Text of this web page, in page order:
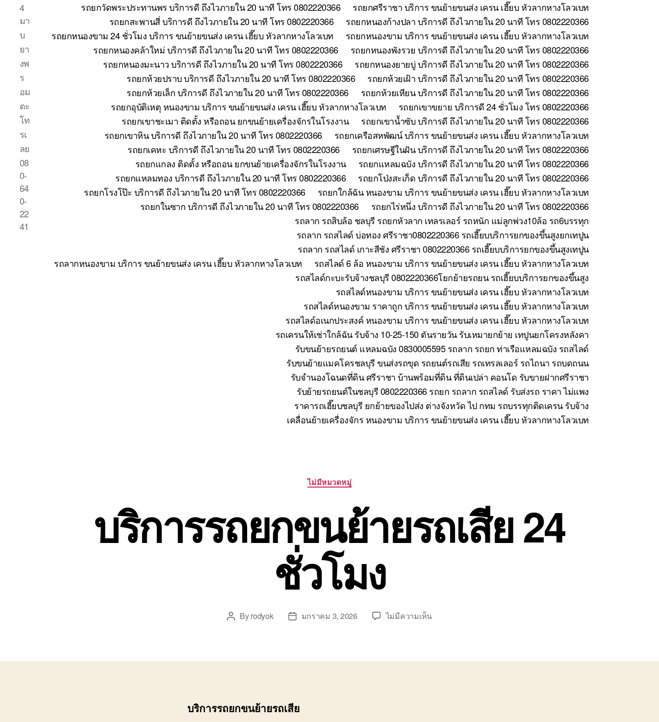
4
มา
บ
ยา
งพ
ร
อม
ตะ
โท
รเ
ลย
08
0-
64
0-
22
41
รถยกวัดพระประทานพร บริการดี ถึงไวภายใน 20 นาที โทร 0802220366
รถยกศรีราชา บริการ ขนย้ายขนส่ง เครน เฮี๊ยบ หัวลากหางโลวเบท
รถยกสะพานสี่ บริการดี ถึงไวภายใน 20 นาที โทร 0802220366
รถยกหนองก้างปลา บริการดี ถึงไวภายใน 20 นาที โทร 0802220366
รถยกหนองขาม 24 ชั่วโมง บริการ ขนย้ายขนส่ง เครน เฮี๊ยบ หัวลากหางโลวเบท
รถยกหนองขาม บริการ ขนย้ายขนส่ง เครน เฮี๊ยบ หัวลากหางโลวเบท
รถยกหนองคล้าใหม่ บริการดี ถึงไวภายใน 20 นาที โทร 0802220366
รถยกหนองพังรวย บริการดี ถึงไวภายใน 20 นาที โทร 0802220366
รถยกหนองมะนาว บริการดี ถึงไวภายใน 20 นาที โทร 0802220366
รถยกหนองยายบู่ บริการดี ถึงไวภายใน 20 นาที โทร 0802220366
รถยกห้วยปราบ บริการดี ถึงไวภายใน 20 นาที โทร 0802220366
รถยกห้วยเฝ้า บริการดี ถึงไวภายใน 20 นาที โทร 0802220366
รถยกห้วยเล็ก บริการดี ถึงไวภายใน 20 นาที โทร 0802220366
รถยกห้วยเหียน บริการดี ถึงไวภายใน 20 นาที โทร 0802220366
รถยกอุบัติเหตุ หนองขาม บริการ ขนย้ายขนส่ง เครน เฮี๊ยบ หัวลากหางโลวเบท
รถยกเขาขยาย บริการดี 24 ชั่วโมง โทร 0802220366
รถยกเขาชะเมา ติดตั้ง หรือถอน ยกขนย้ายเครื่องจักรในโรงงาน
รถยกเขาน้ำซับ บริการดี ถึงไวภายใน 20 นาที โทร 0802220366
รถยกเขาหิน บริการดี ถึงไวภายใน 20 นาที โทร 0802220366
รถยกเครือสหพัฒน์ บริการ ขนย้ายขนส่ง เครน เฮี๊ยบ หัวลากหางโลวเบท
รถยกเคหะ บริการดี ถึงไวภายใน 20 นาที โทร 0802220366
รถยกเศรษฐีในฝัน บริการดี ถึงไวภายใน 20 นาที โทร 0802220366
รถยกแกลง ติดตั้ง หรือถอน ยกขนย้ายเครื่องจักรในโรงงาน
รถยกแหลมฉบัง บริการดี ถึงไวภายใน 20 นาที โทร 0802220366
รถยกแหลมทอง บริการดี ถึงไวภายใน 20 นาที โทร 0802220366
รถยกโป่งสะเก็ด บริการดี ถึงไวภายใน 20 นาที โทร 0802220366
รถยกโรงโป๊ะ บริการดี ถึงไวภายใน 20 นาที โทร 0802220366
รถยกใกล้ฉัน หนองขาม บริการ ขนย้ายขนส่ง เครน เฮี๊ยบ หัวลากหางโลวเบท
รถยกในซาก บริการดี ถึงไวภายใน 20 นาที โทร 0802220366
รถยกไร่หนึ่ง บริการดี ถึงไวภายใน 20 นาที โทร 0802220366
รถลาก รถสิบล้อ ชลบุรี รถยกหัวลาก เทลรเลอร์ รถหนัก แม่ลูกพ่วง10ล้อ รถ6บรรทุก
รถลาก รถสไลด์ บ่อทอง ศรีราชา0802220366 รถเฮี๊ยบบริการยกของขึ้นสูงยกเทปูน
รถลาก รถสไลด์ เกาะสีชัง ศรีราชา 0802220366 รถเฮี๊ยบบริการยกของขึ้นสูงเทปูน
รถลากหนองขาม บริการ ขนย้ายขนส่ง เครน เฮี๊ยบ หัวลากหางโลวเบท
รถสไลด์ 6 ล้อ หนองขาม บริการ ขนย้ายขนส่ง เครน เฮี๊ยบ หัวลากหางโลวเบท
รถสไลด์กะบะรับจ้างชลบุรี 0802220366โยกย้ายรถยน รถเฮี๊ยบบริการยกของขึ้นสูง
รถสไลด์หนองขาม บริการ ขนย้ายขนส่ง เครน เฮี๊ยบ หัวลากหางโลวเบท
รถสไลด์หนองขาม ราคาถูก บริการ ขนย้ายขนส่ง เครน เฮี๊ยบ หัวลากหางโลวเบท
รถสไลด์อเนกประสงค์ หนองขาม บริการ ขนย้ายขนส่ง เครน เฮี๊ยบ หัวลากหางโลวเบท
รถเครนให้เช่าใกล้ฉัน รับจ้าง 10-25-150 ตันรายวัน รับเหมายกย้าย เทปูนยกโครงหลังคา
รับขนย้ายรถยนต์ แหลมฉบัง 0830005595 รถลาก รถยก ท่าเรือแหลมฉบัง รถสไลด์
รับขนย้ายแมคโครชลบุรี ขนส่งรถขุด รถยนต์รถเสีย รถเทรลเลอร์ รถไถนา รถบดถนน
รับจำนองโฉนดที่ดิน ศรีราชา บ้านพร้อมที่ดิน ที่ดินเปล่า คอนโด รับขายฝากศรีราชา
รับย้ายรถยนต์ในชลบุรี 0802220366 รถยก รถลาก รถสไลด์ รับส่งรถ ราคา ไม่แพง
ราคารถเฮี๊ยบชลบุรี ยกย้ายของไปส่ง ต่างจังหวัด ไป กทม รถบรรทุกติดเครน รับจ้าง
เคลื่อนย้ายเครื่องจักร หนองขาม บริการ ขนย้ายขนส่ง เครน เฮี๊ยบ หัวลากหางโลวเบท
Categories
ไม่มีหมวดหมู่
บริการรถยกขนย้ายรถเสีย 24
ชั่วโมง
PostByrodyok
Postมกราคม 3, 2026 ไม่มีความเห็นบน
ขน
บริการรถยกขนย้ายรถเสีย